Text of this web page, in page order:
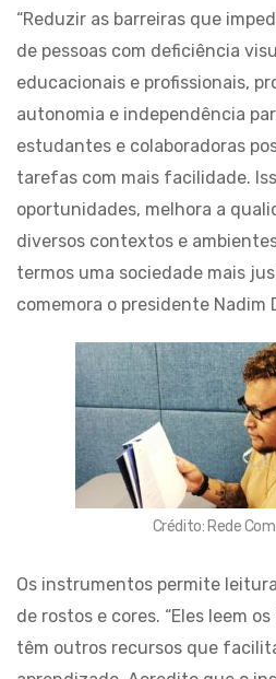
“Reduzir as barreiras que
de pessoas com deficiência
educacionais e profissionais,
autonomia e independência
estudantes e colaboradoras
tarefas com mais facilidade.
oportunidades, melhora a
diversos contextos e
termos uma sociedade mais
comemora o presidente Nadim
Crédito: Rede
Os instrumentos permite
de rostos e cores. “Eles leem
têm outros recursos que